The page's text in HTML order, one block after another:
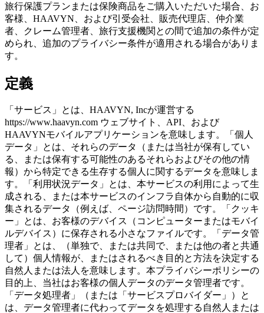
旅行保護プランまたは保険商品をご購入いただいた場合、お
客様、HAAVYN、および引受会社、販売代理店、仲介業
者、クレーム管理者、旅行支援機関との間で追加の条件が定
められ、追加のプライバシー条件が適用される場合がありま
す。
定義
「サービス」とは、HAAVYN, Incが運営する
https://www.haavyn.com ウェブサイト、API、および
HAAVYNモバイルアプリケーションを意味します。「個人
データ」とは、それらのデータ（または当社が保有してい
る、または保有する可能性のあるそれらおよびその他の情
報）から特定できる生存する個人に関するデータを意味しま
す。「利用状況データ」とは、本サービスの利用によって生
成される、または本サービスのインフラ自体から自動的に収
集されるデータ（例えば、ページ訪問時間）です。「クッキ
ー」とは、お客様のデバイス（コンピューターまたはモバイ
ルデバイス）に保存される小さなファイルです。「データ管
理者」とは、（単独で、または共同で、または他の者と共通
して）個人情報が、またはされるべき目的と方法を決定する
自然人または法人を意味します。本プライバシーポリシーの
目的上、当社はお客様の個人データのデータ管理者です。
「データ処理者」（または「サービスプロバイダー」）と
は、データ管理者に代わってデータを処理する自然人または